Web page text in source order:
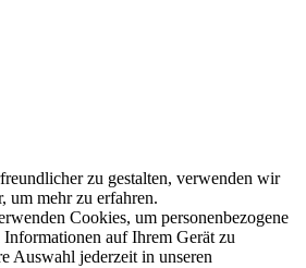
zu gestalten, verwenden wir
um mehr zu erfahren.
Cookies, um personenbezogene
auf Ihrem Gerät zu
Auswahl jederzeit in unseren